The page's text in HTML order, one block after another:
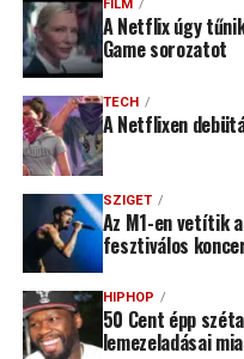
FILM
A Netflix úgy
Game sorozatot
TECH
A Netflixen
SZIGET
Az M1-en vetítik
fesztiválos
HIPHOP
50 Cent épp
lemezeladásai